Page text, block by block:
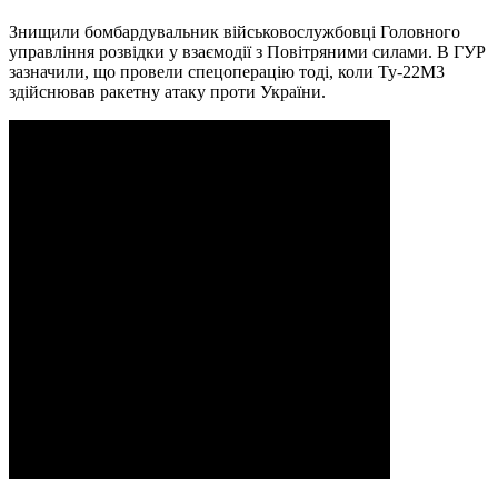
Знищили бомбардувальник військовослужбовці Головного
управління розвідки у взаємодії з Повітряними силами. В ГУР
зазначили, що провели спецоперацію тоді, коли Ту-22М3
здійснював ракетну атаку проти України.